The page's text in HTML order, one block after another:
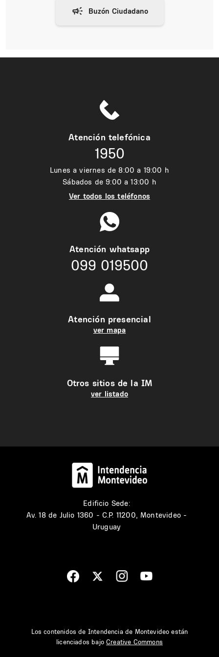
Atención telefónica
1950
Lunes a viernes de 8:00 a 19:00 h
Sábados de 9:00 a 13:00 h
Ver todos los teléfonos
Atención whatsapp
099 019500
Atención presencial
ver mapa
Otros sitios de la IM
ver listado
Edificio Sede:
Av. 18 de Julio 1360 - C.P. 11200, Montevideo -
Uruguay
Los contenidos de Intendencia de Montevideo están
licenciados bajoCreative Commons